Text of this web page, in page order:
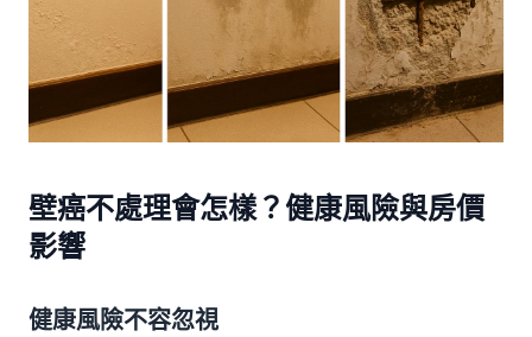
壁癌不處理會怎樣？健康風險與房價
影響
健康風險不容忽視